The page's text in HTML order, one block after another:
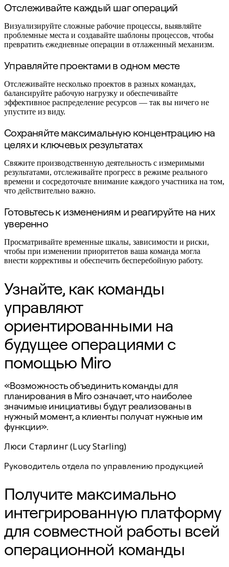
ИИ-трансформация
Трансформация способов работы
Цифровое взаимодействие сотрудников
Дизайн взаимодействия с пользователями и
Облачная трансформация
Обучение
Истории пользователей
Вебинары
Обучение Reforge
Сообщество и поддержка
Сообщество
Блог
Партнеры и услуги
Профессиональные сервисы Miro
Партнеры по решениям
Тарифы
Отслеживайте каждый шаг операций
Визуализируйте сложные рабочие процессы, выявляйте
проблемные места и создавайте шаблоны процессов, чтобы
превратить ежедневные операции в отлаженный механизм.
Управляйте проектами в одном месте
Отслеживайте несколько проектов в разных командах,
балансируйте рабочую нагрузку и обеспечивайте
эффективное распределение ресурсов — так вы ничего не
упустите из виду.
Сохраняйте максимальную концентрацию на
целях и ключевых результатах
Свяжите производственную деятельность с измеримыми
результатами, отслеживайте прогресс в режиме реального
времени и сосредоточьте внимание каждого участника на том,
что действительно важно.
Готовьтесь к изменениям и реагируйте на них
уверенно
Просматривайте временные шкалы, зависимости и риски,
чтобы при изменении приоритетов ваша команда могла
внести коррективы и обеспечить бесперебойную работу.
Узнайте, как команды
управляют
ориентированными на
будущее операциями с
помощью Miro
«Возможность объединить команды для
планирования в Miro означает, что наиболее
значимые инициативы будут реализованы в
нужный момент, а клиенты получат нужные им
функции».
Люси Старлинг (Lucy Starling)
Руководитель отдела по управлению продукцией
Получите максимально
интегрированную платформу
для совместной работы всей
операционной команды